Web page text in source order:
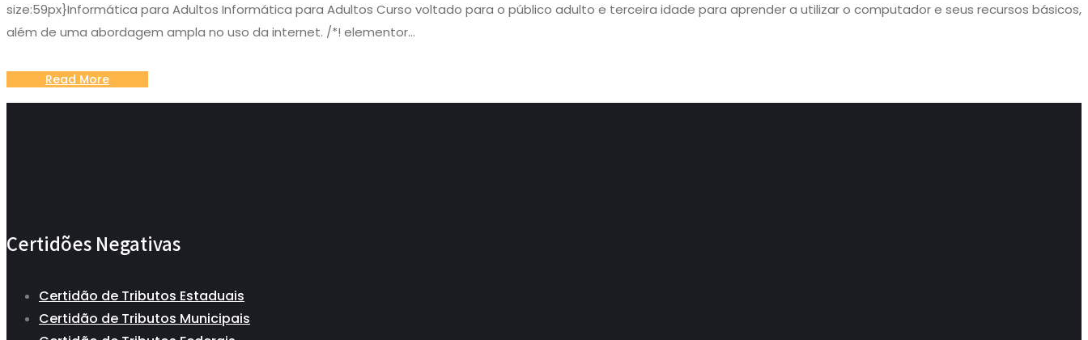
size:59px}Informática para Adultos Informática para Adultos Curso voltado para o público adulto e terceira idade para aprender a utilizar o computador e seus recursos básicos,
além de uma abordagem ampla no uso da internet. /*! elementor...
Read More
Certidões Negativas
Certidão de Tributos Estaduais
Certidão de Tributos Municipais